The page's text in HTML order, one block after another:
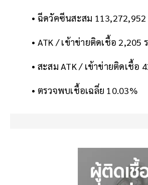
• ฉีดวัคซีนสะสม 113,272,952
• ATK / เข้าข่ายติดเชื้อ 2,205
• สะสม ATK / เข้าข่ายติดเชื้อ
• ตรวจพบเชื้อเฉลี่ย 10.03%